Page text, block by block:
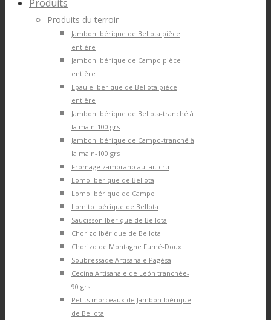
Produits
Produits du terroir
Jambon Ibérique de Bellota pièce
entière
Jambon Ibérique de Campo pièce
entière
Epaule Ibérique de Bellota pièce
entière
Jambon Ibérique de Bellota-tranché à
la main-100 grs
Jambon Ibérique de Campo-tranché à
la main-100 grs
Fromage zamorano au lait cru
Lomo Ibérique de Bellota
Lomo Ibérique de Campo
Lomito Ibérique de Bellota
Saucisson Ibérique de Bellota
Chorizo Ibérique de Bellota
Chorizo de Montagne Fumé-Doux
Soubressade Artisanale Pagèsa
Cecina Artisanale de León tranchée-
90 grs
Petits morceaux de Jambon Ibérique
de Bellota